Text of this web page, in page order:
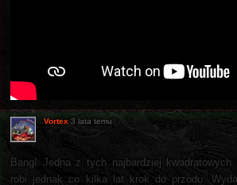
Vortex 3 lata temu
Bang! Jedna z tych najbardziej
robi jednak co kilka lat krok do przodu.